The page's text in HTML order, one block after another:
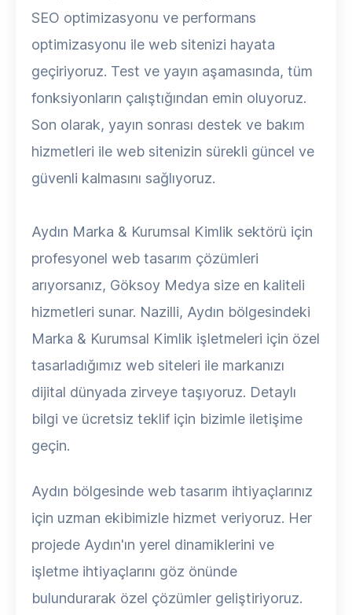
SEO optimizasyonu ve performans
optimizasyonu ile web sitenizi hayata
geçiriyoruz. Test ve yayın aşamasında, tüm
fonksiyonların çalıştığından emin oluyoruz.
Son olarak, yayın sonrası destek ve bakım
hizmetleri ile web sitenizin sürekli güncel ve
güvenli kalmasını sağlıyoruz.
Aydın Marka & Kurumsal Kimlik sektörü için
profesyonel web tasarım çözümleri
arıyorsanız, Göksoy Medya size en kaliteli
hizmetleri sunar. Nazilli, Aydın bölgesindeki
Marka & Kurumsal Kimlik işletmeleri için özel
tasarladığımız web siteleri ile markanızı
dijital dünyada zirveye taşıyoruz. Detaylı
bilgi ve ücretsiz teklif için bizimle iletişime
geçin.
Aydın bölgesinde web tasarım ihtiyaçlarınız
için uzman ekibimizle hizmet veriyoruz. Her
projede Aydın'ın yerel dinamiklerini ve
işletme ihtiyaçlarını göz önünde
bulundurarak özel çözümler geliştiriyoruz.